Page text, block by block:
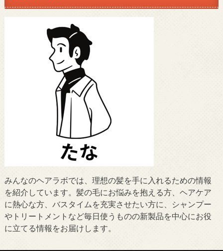
みんなのヘアラボでは、理想の髪を手に入れるための情報
を紹介しています。髪の毛にお悩みを抱える方、ヘアケア
に熱心な方、バスタイムを充実させたい方に、シャンプー
やトリートメントなど毎日使うものの新製品を中心にお役
に立てる情報をお届けします。